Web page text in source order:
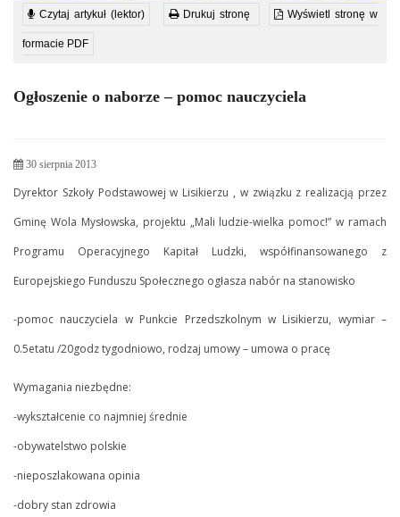
Czytaj artykuł (lektor) Drukuj stronę Wyświetl stronę w
formacie PDF
Ogłoszenie o naborze – pomoc nauczyciela
30 sierpnia 2013
Dyrektor Szkoły Podstawowej w Lisikierzu , w związku z realizacją przez
Gminę Wola Mysłowska, projektu „Mali ludzie-wielka pomoc!” w ramach
Programu Operacyjnego Kapitał Ludzki, współfinansowanego z
Europejskiego Funduszu Społecznego ogłasza nabór na stanowisko
-pomoc nauczyciela w Punkcie Przedszkolnym w Lisikierzu, wymiar –
0.5etatu /20godz tygodniowo, rodzaj umowy – umowa o pracę
Wymagania niezbędne:
-wykształcenie co najmniej średnie
-obywatelstwo polskie
-nieposzlakowana opinia
-dobry stan zdrowia